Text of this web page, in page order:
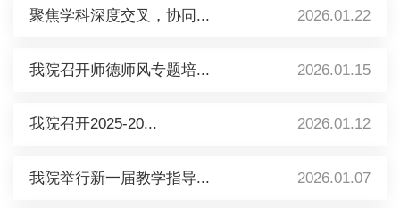
聚焦学科深度交叉，协同... 2026.01.22
我院召开师德师风专题培... 2026.01.15
我院召开2025-20... 2026.01.12
我院举行新一届教学指导... 2026.01.07